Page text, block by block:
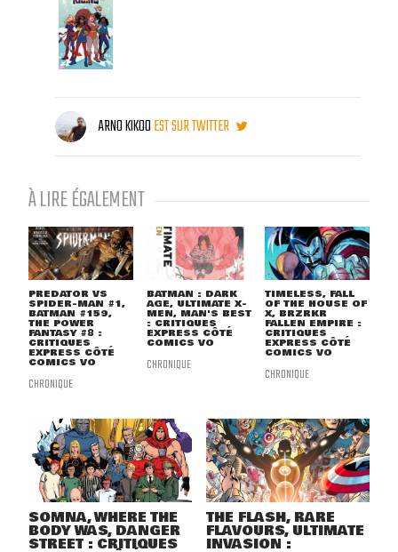
ARNO KIKOOEST SUR TWITTER
À LIRE ÉGALEMENT
PREDATOR VS
SPIDER-MAN #1,
BATMAN #159,
THE POWER
FANTASY #8 :
CRITIQUES
EXPRESS CÔTÉ
COMICS VO
CHRONIQUE
BATMAN : DARK
AGE, ULTIMATE X-
MEN, MAN'S BEST
: CRITIQUES
EXPRESS CÔTÉ
COMICS VO
CHRONIQUE
TIMELESS, FALL
OF THE HOUSE OF
X, BRZRKR
FALLEN EMPIRE :
CRITIQUES
EXPRESS CÔTÉ
COMICS VO
CHRONIQUE
SOMNA, WHERE THE
BODY WAS, DANGER
STREET : CRITIQUES
THE FLASH, RARE
FLAVOURS, ULTIMATE
INVASION :